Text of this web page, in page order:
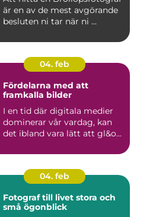
är en av de mest avgörande
besluten ni tar när ni ...
04. feb
Fördelarna med att
framkalla bilder
I en tid där digitala medier
dominerar vår vardag, kan
det ibland vara lätt att gl&o...
04. feb
Fotograf till livet stora och
små ögonblick